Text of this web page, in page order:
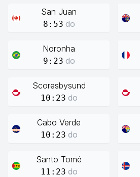
San Juan
8:53 do
Noronha
9:23 do
Scoresbysund
10:23 do
Cabo Verde
10:23 do
Santo Tomé
11:23 do